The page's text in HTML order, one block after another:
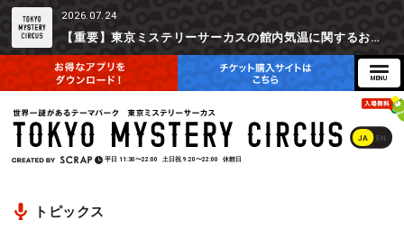
2026.07.24
【重要】東京ミステリーサーカスの館内気温に関するお詫びとご参加辞退時の返金対応について
JA EN
平日 11:30〜22:00 土日祝 9:20〜22:00 休館日
トピックス